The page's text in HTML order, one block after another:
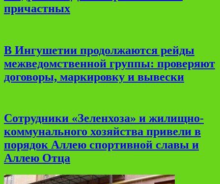
причастных
В Ингушетии продолжаются рейды
межведомственной группы: проверяют
договоры, маркировку и вывески
Сотрудники «Зеленхоза» и жилищно-
коммунального хозяйства привели в
порядок Аллею спортивной славы и
Аллею Отца